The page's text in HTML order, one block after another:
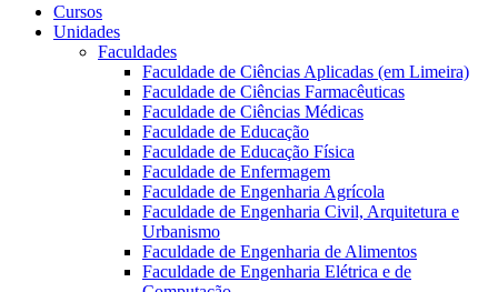
Cursos
Unidades
Faculdades
Faculdade de Ciências Aplicadas (em Limeira)
Faculdade de Ciências Farmacêuticas
Faculdade de Ciências Médicas
Faculdade de Educação
Faculdade de Educação Física
Faculdade de Enfermagem
Faculdade de Engenharia Agrícola
Faculdade de Engenharia Civil, Arquitetura e
Urbanismo
Faculdade de Engenharia de Alimentos
Faculdade de Engenharia Elétrica e de